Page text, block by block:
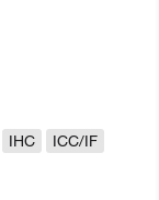
IHC
ICC/IF